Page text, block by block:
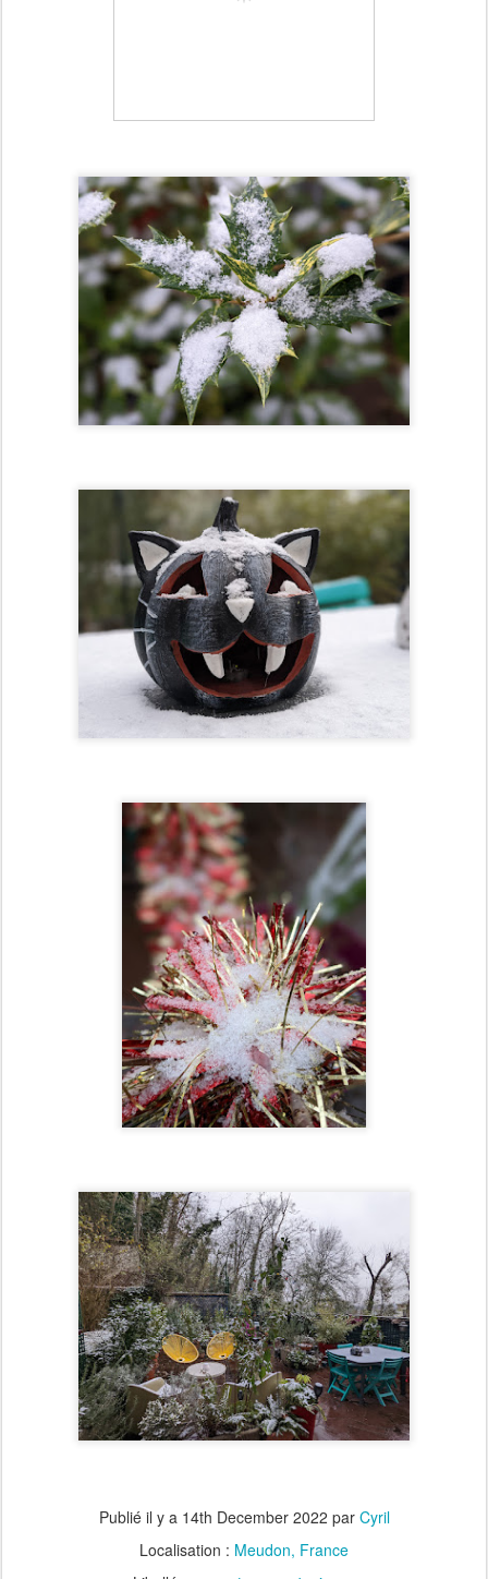
Publié il y a 14th December 2022 par Cyril
Localisation : Meudon, France